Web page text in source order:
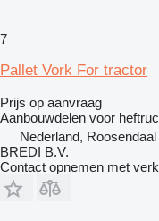
7
Pallet Vork For tractor
Prijs op aanvraag
Aanbouwdelen voor
Nederland, Roosendaal
BREDI B.V.
Contact opnemen met